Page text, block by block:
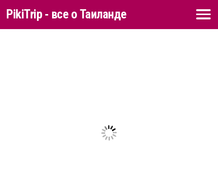
Перейти к содержимому
PikiTrip - все о Таиланде